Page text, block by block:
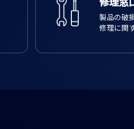
修理窓
製品の破
修理に関